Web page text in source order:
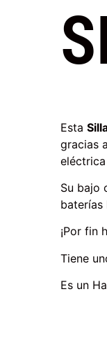
Esta
gracias
Su bajo
baterías
¡Por fin
Tiene
Es un